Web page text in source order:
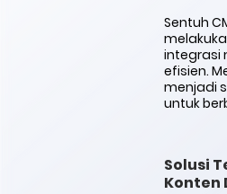
Sentuh
integrasi
efisien.
menjadi
untuk
Solusi
Konten